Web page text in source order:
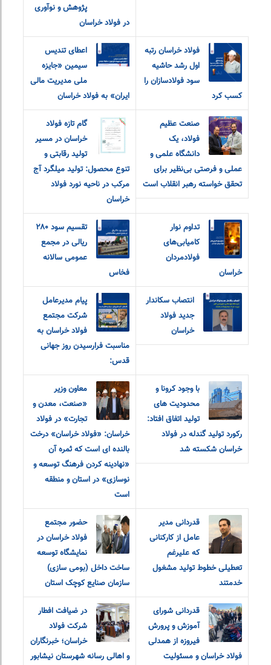
پژوهش و نوآوری
در فولاد خراسان
فولاد خراسان رتبه
اول رشد حاشیه
سود فولادسازان را
کسب کرد
اعطای تندیس
سیمین «جایزه
ملی مدیریت مالی
ایران» به فولاد خراسان
صنعت عظیم
فولاد، یک
دانشگاه علمی و
عملی و فرصتی بی‌نظیر برای
تحقق خواسته رهبر انقلاب است
گام تازه فولاد
خراسان در مسیر
تولید رقابتی و
تنوع محصول: تولید میلگرد آج
مرکب در ناحیه نورد فولاد
خراسان
تداوم نوار
کامیابی‌های
فولادمردان
خراسان
تقسیم سود ۲۸۰
ریالی در مجمع
عمومی سالانه
فخاس
انتصاب سکاندار
جدید فولاد
خراسان
پیام مدیرعامل
شرکت مجتمع
فولاد خراسان به
مناسبت فرارسیدن روز جهانی
قدس:
با وجود کرونا و
محدودیت های
تولید اتفاق افتاد:
رکورد تولید گندله در فولاد
خراسان شکسته شد
معاون وزیر
«صنعت، معدن و
تجارت» در فولاد
خراسان: «فولاد خراسان» درخت
بالنده ای است که ثمره آن
«نهادینه کردن فرهنگ توسعه و
نوسازی» در استان و منطقه
است
قدردانی مدیر
عامل از کارکنانی
که علیرغم
تعطیلی خطوط تولید مشغول
خدمتند
حضور مجتمع
فولاد خراسان در
نمایشگاه توسعه
ساخت داخل (بومی سازی)
سازمان صنایع کوچک استان
قدردانی شورای
آموزش و‌ پرورش
فیروزه از همدلی
فولاد خراسان و مسئولیت
در ضیافت افطار
شرکت فولاد
خراسان؛ خبرنگاران
و اهالی رسانه شهرستان نیشابور